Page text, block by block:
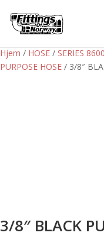
Hjem / HOSE / SERIES
PURPOSE HOSE / 3/8″
3/8″ BLACK